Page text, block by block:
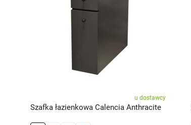
u dostawcy
Szafka łazienkowa Calencia Anthracite